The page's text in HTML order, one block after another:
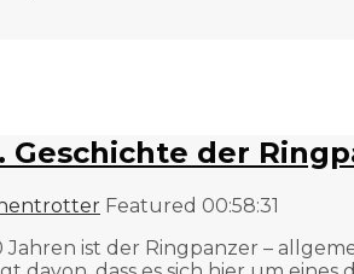
Geschichte der
Featured 00:58:31
Jahren ist der Ringpanzer –